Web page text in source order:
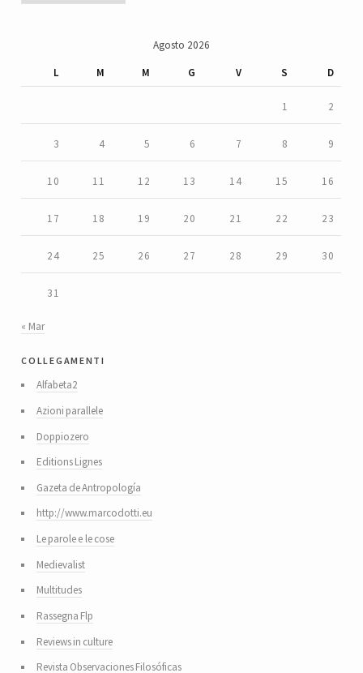
Agosto 2026
L
M M G V S D
1 2
3 4 5 6 7 8 9
10 11 12 13 14 15 16
17 18 19 20 21 22 23
24 25 26 27 28 29 30
31
« Mar
collegamenti
Alfabeta2
Azioni parallele
Doppiozero
Editions Lignes
Gazeta de Antropología
http://www.marcodotti.eu
Le parole e le cose
Medievalist
Multitudes
Rassegna Flp
Reviews in culture
Revista Observaciones Filosóficas